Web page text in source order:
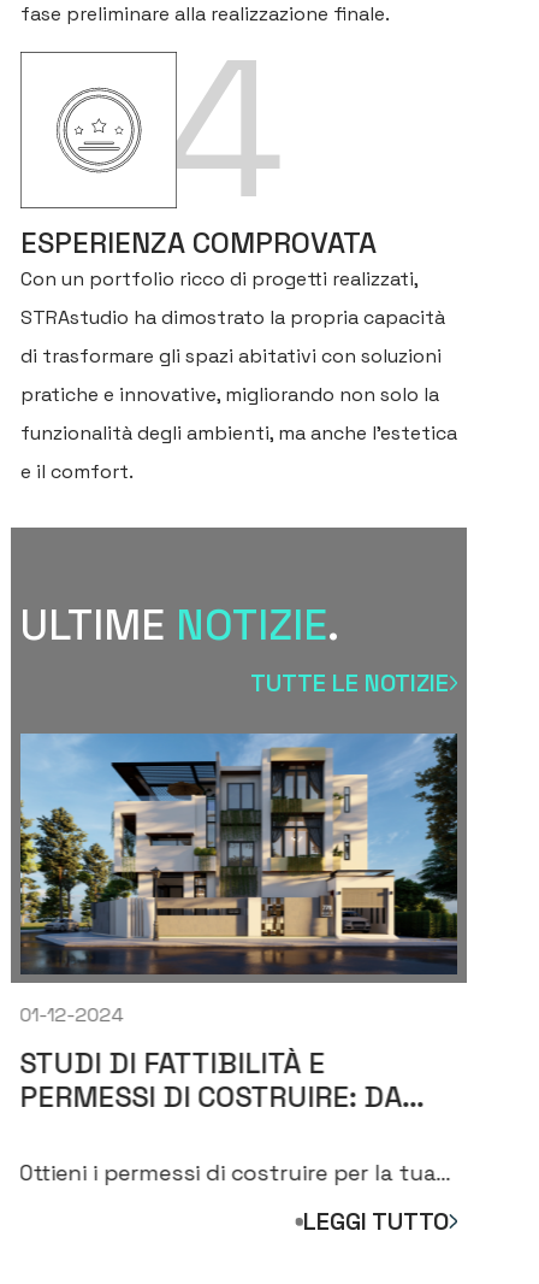
fase preliminare alla realizzazione finale.
4
ESPERIENZA COMPROVATA
Con un portfolio ricco di progetti realizzati,
STRAstudio ha dimostrato la propria capacità
di trasformare gli spazi abitativi con soluzioni
pratiche e innovative, migliorando non solo la
funzionalità degli ambienti, ma anche l’estetica
e il comfort.
ULTIME NOTIZIE.
TUTTE LE NOTIZIE
01-12-2024
STUDI DI FATTIBILITÀ E
PERMESSI DI COSTRUIRE: DA
CASA
Ottieni i permessi di costruire per la tua
LEGGI TUTTO